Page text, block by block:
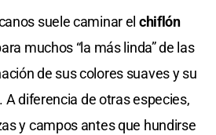
suele caminar el chiflón
muchos “la más linda” de las
de sus colores suaves y su
A diferencia de otras especies,
y campos antes que hundirse